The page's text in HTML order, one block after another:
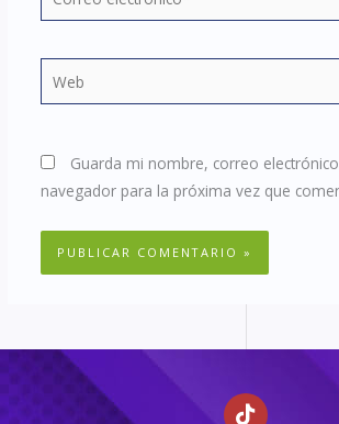
electrónico*
Guarda mi nombre, correo
navegador para la próxima vez que